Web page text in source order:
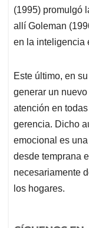
(1995) promulgó
allí Goleman
en la inteligencia
Este último, en
generar un
atención en
gerencia. Dicho
emocional es
desde temprana
necesariamente
los hogares.